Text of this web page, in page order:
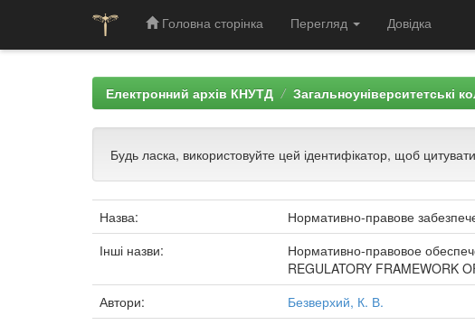
Головна сторінка Перегляд Довідка
Електронний архів КНУТД Загальноуніверситетські
Будь ласка, використовуйте цей ідентифікатор, щоб
Назва:
Нормативно-правове
Інші назви:
Нормативно-правовое
REGULATORY FRAMEWORK
Автори:
Безверхий, К. В.